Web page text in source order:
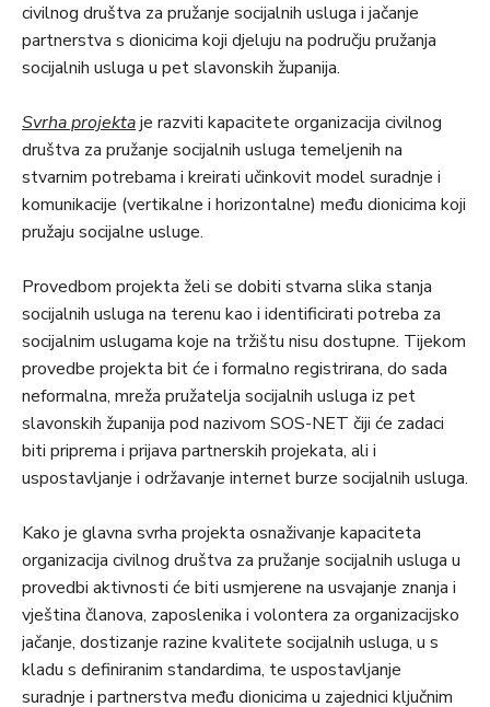
civilnog društva za pružanje socijalnih usluga i jačanje
partnerstva s dionicima koji djeluju na području pružanja
socijalnih usluga u pet slavonskih županija.
Svrha projektaje razviti kapacitete organizacija civilnog
društva za pružanje socijalnih usluga temeljenih na
stvarnim potrebama i kreirati učinkovit model suradnje i
komunikacije (vertikalne i horizontalne) među dionicima koji
pružaju socijalne usluge.
Provedbom projekta želi se dobiti stvarna slika stanja
socijalnih usluga na terenu kao i identificirati potreba za
socijalnim uslugama koje na tržištu nisu dostupne. Tijekom
provedbe projekta bit će i formalno registrirana, do sada
neformalna, mreža pružatelja socijalnih usluga iz pet
slavonskih županija pod nazivom SOS-NET čiji će zadaci
biti priprema i prijava partnerskih projekata, ali i
uspostavljanje i održavanje internet burze socijalnih usluga.
Kako je glavna svrha projekta osnaživanje kapaciteta
organizacija civilnog društva za pružanje socijalnih usluga u
provedbi aktivnosti će biti usmjerene na usvajanje znanja i
vještina članova, zaposlenika i volontera za organizacijsko
jačanje, dostizanje razine kvalitete socijalnih usluga, u s
kladu s definiranim standardima, te uspostavljanje
suradnje i partnerstva među dionicima u zajednici ključnim